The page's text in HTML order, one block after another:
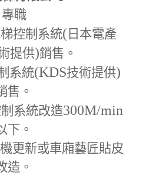
專職
控制系統( 日本電產
提供)銷售。
系統(KDS技術提供)
售。
系統改造300M/min
下。
更新或車廂藝匠貼皮
造。